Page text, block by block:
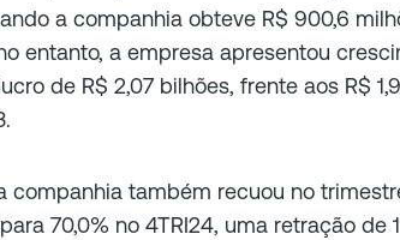
a companhia obteve R$ 900,6
entanto, a empresa apresentou
de R$ 2,07 bilhões, frente aos R$
companhia também recuou no
70,0% no 4TRI24, uma retração de